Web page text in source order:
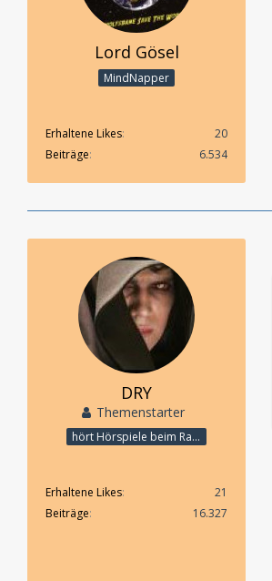
Lord Gösel
MindNapper
Erhaltene Likes
20
Beiträge
6.534
DRY
Themenstarter
hört Hörspiele beim Rasenmähen
Erhaltene Likes
21
Beiträge
16.327